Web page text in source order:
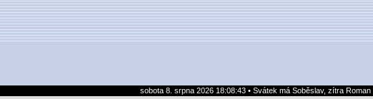
sobota 8. srpna 2026 18:08:43 • Svátek má Soběslav, zítra Roman